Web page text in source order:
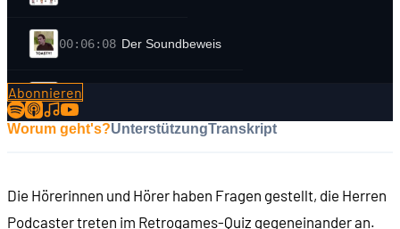
00:06:08 Der Soundbeweis
00:06:23
00:12:09 Frage 5
Abonnieren
Worum geht's?UnterstützungTranskript
Die Hörerinnen und Hörer haben Fragen gestellt, die Herren
Podcaster treten im Retrogames-Quiz gegeneinander an.